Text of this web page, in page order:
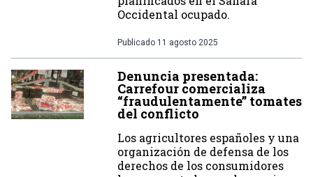
Occidental ocupado.
Publicado 11 agosto 2025
Denuncia presentada:
Carrefour comercializa
“fraudulentamente” tomates
del conflicto
Los agricultores españoles y una
organización de defensa de los
derechos de los consumidores